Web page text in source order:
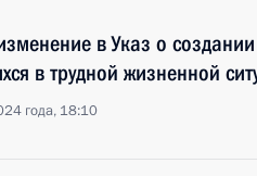
в Указ о
в трудной жизненной
года, 18:10